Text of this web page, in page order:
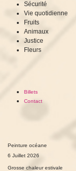
Sécurité
Vie quotidienne
Fruits
Animaux
Justice
Fleurs
Billets
Contact
Peinture océane
6 Juillet 2026
Grosse chaleur estivale